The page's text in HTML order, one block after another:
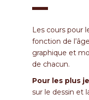
Les cours pour
fonction de
graphique et
de chacun.
Pour les plus
sur le dessin et